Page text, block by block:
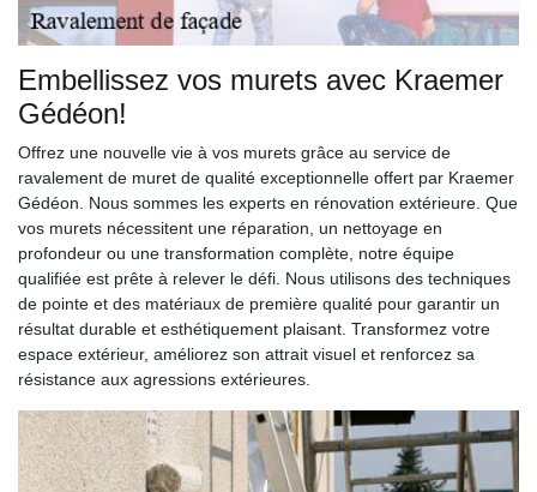
Embellissez vos murets avec Kraemer
Gédéon!
Offrez une nouvelle vie à vos murets grâce au service de
ravalement de muret de qualité exceptionnelle offert par Kraemer
Gédéon. Nous sommes les experts en rénovation extérieure. Que
vos murets nécessitent une réparation, un nettoyage en
profondeur ou une transformation complète, notre équipe
qualifiée est prête à relever le défi. Nous utilisons des techniques
de pointe et des matériaux de première qualité pour garantir un
résultat durable et esthétiquement plaisant. Transformez votre
espace extérieur, améliorez son attrait visuel et renforcez sa
résistance aux agressions extérieures.